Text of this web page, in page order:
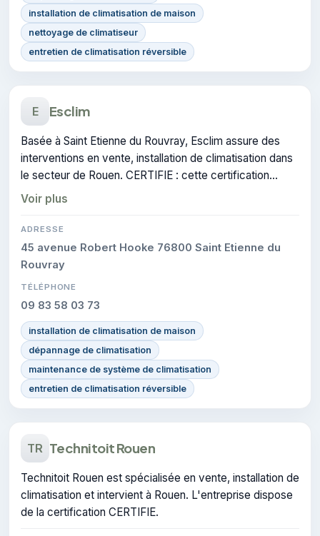
installation de climatisation de maison
nettoyage de climatiseur
entretien de climatisation réversible
E Esclim
Basée à Saint Etienne du Rouvray, Esclim assure des
interventions en vente, installation de climatisation dans
le secteur de Rouen. CERTIFIE : cette certification
atteste du savoir-faire de l'entreprise.
Voir plus
ADRESSE
45 avenue Robert Hooke 76800 Saint Etienne du
Rouvray
TÉLÉPHONE
09 83 58 03 73
installation de climatisation de maison
dépannage de climatisation
maintenance de système de climatisation
entretien de climatisation réversible
TR Technitoit Rouen
Technitoit Rouen est spécialisée en vente, installation de
climatisation et intervient à Rouen. L'entreprise dispose
de la certification CERTIFIE.